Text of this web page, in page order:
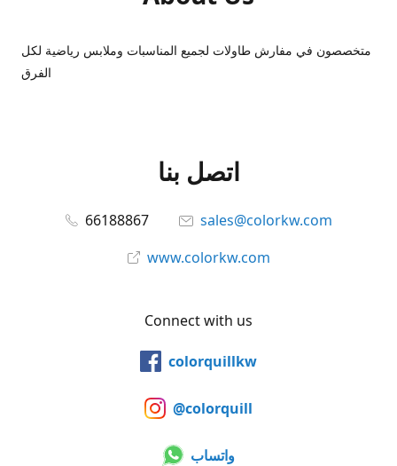
متخصصون في مفارش طاولات لجميع المناسبات وملابس رياضية لكل
الفرق
اتصل بنا
66188867
sales@colorkw.com
www.colorkw.com
Connect with us
colorquillkw
@colorquill
واتساب